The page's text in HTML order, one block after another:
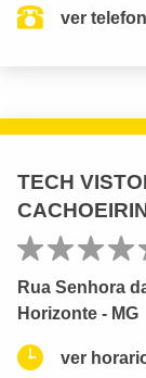
ver
TECH
Rua Senhora
Horizonte - MG
ver